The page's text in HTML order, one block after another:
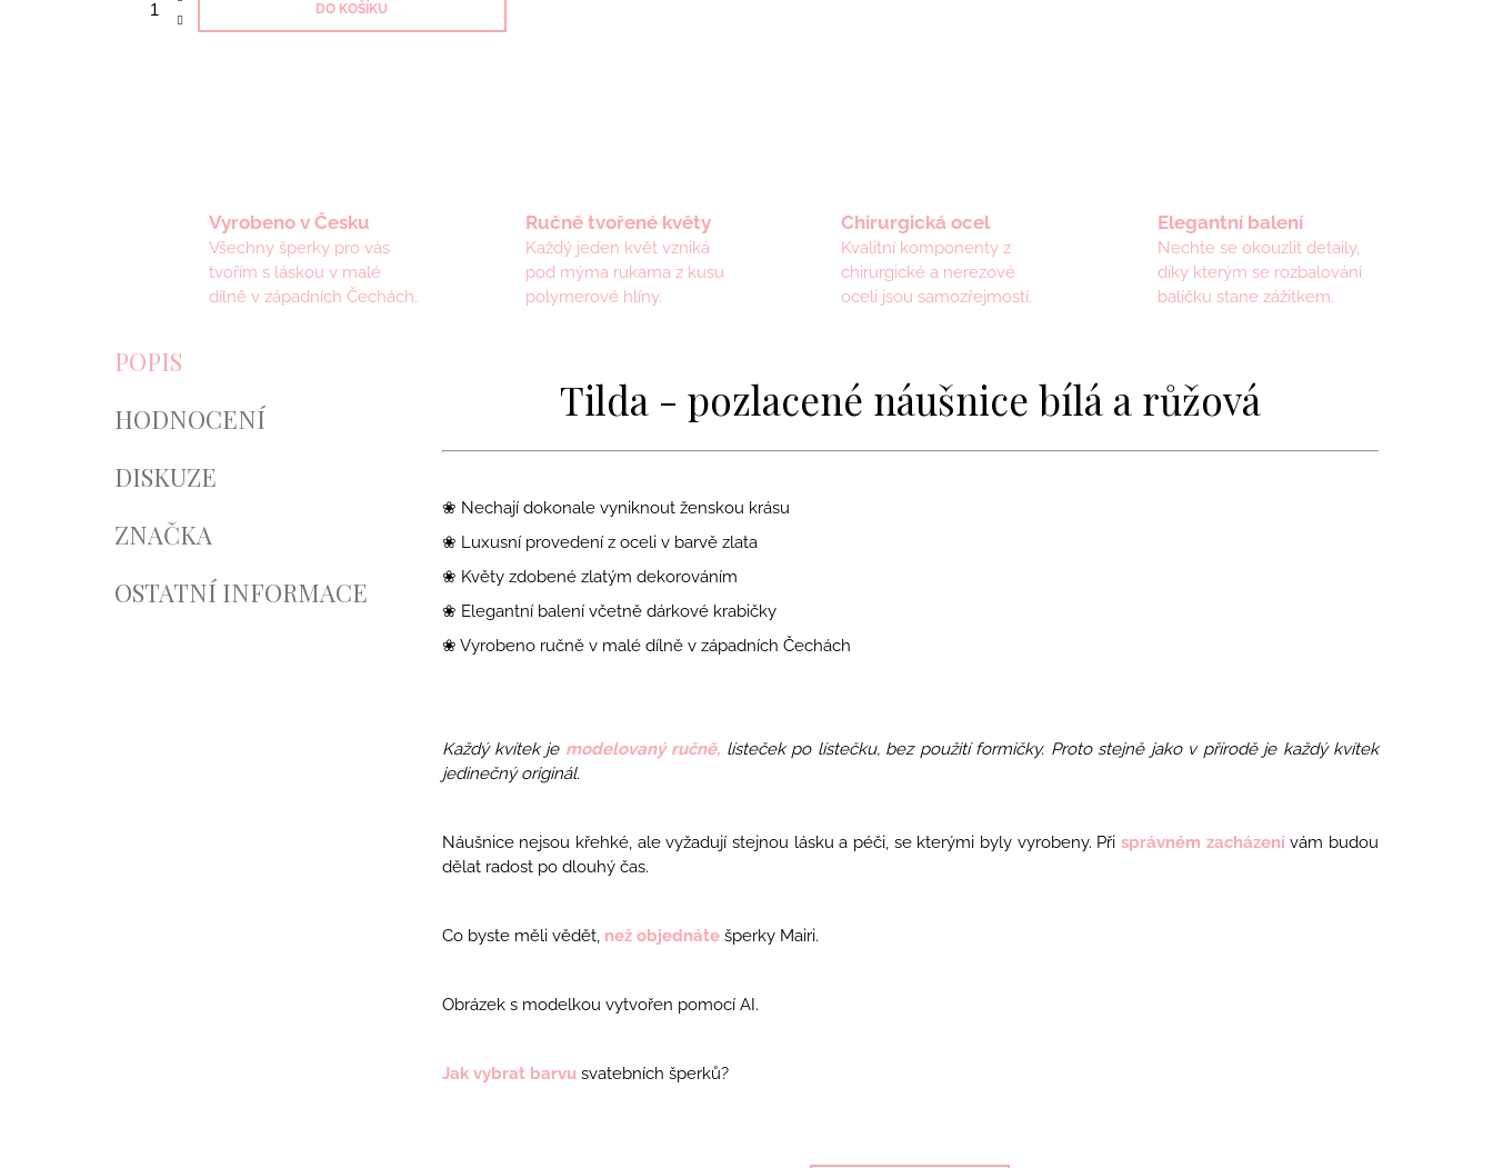
DO KOŠÍKU
Vyrobeno v Česku
Všechny šperky pro vás
tvořím s láskou v malé
dílně v západních Čechách.
Ručně tvořené květy
Každý jeden květ vzniká
pod mýma rukama z kusu
polymerové hlíny.
Chirurgická ocel
Kvalitní komponenty z
chirurgické a nerezové
oceli jsou samozřejmostí.
Elegantní balení
Nechte se okouzlit detaily,
díky kterým se rozbalování
balíčku stane zážitkem.
POPIS
HODNOCENÍ
DISKUZE
ZNAČKA
OSTATNÍ INFORMACE
Tilda - pozlacené náušnice bílá a růžová
❀ Nechají dokonale vyniknout ženskou krásu
❀ Luxusní provedení z oceli v barvě zlata
❀ Květy zdobené zlatým dekorováním
❀ Elegantní balení včetně dárkové krabičky
❀ Vyrobeno ručně v malé dílně v západních Čechách
Každý kvítek je modelovaný ručně, lísteček po lístečku, bez použití formičky. Proto stejně jako v přírodě je každý kvítek
jedinečný originál.
Náušnice nejsou křehké, ale vyžadují stejnou lásku a péči, se kterými byly vyrobeny. Při správném zacházení vám budou
dělat radost po dlouhý čas.
Co byste měli vědět, než objednáte šperky Mairi.
Obrázek s modelkou vytvořen pomocí AI.
Jak vybrat barvusvatebních šperků?